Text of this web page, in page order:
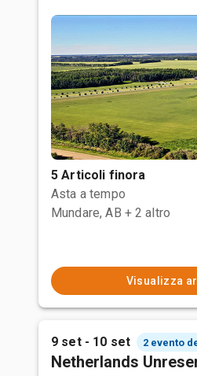
5 Articoli finora
Asta a tempo
Mundare, AB + 2 altro
Visualizza
9 set - 10 set 2 evento
Netherlands